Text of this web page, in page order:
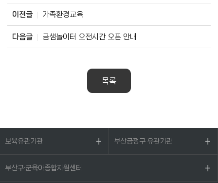
이전글 가족환경교육
다음글 금샘놀이터 오전시간 오픈 안내
목록
보육유관기관 부산금정구 유관기관
부산구·군육아종합지원센터